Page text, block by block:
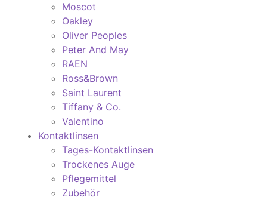
Moscot
Oakley
Oliver Peoples
Peter And May
RAEN
Ross&Brown
Saint Laurent
Tiffany & Co.
Valentino
Kontaktlinsen
Tages-Kontaktlinsen
Trockenes Auge
Pflegemittel
Zubehör